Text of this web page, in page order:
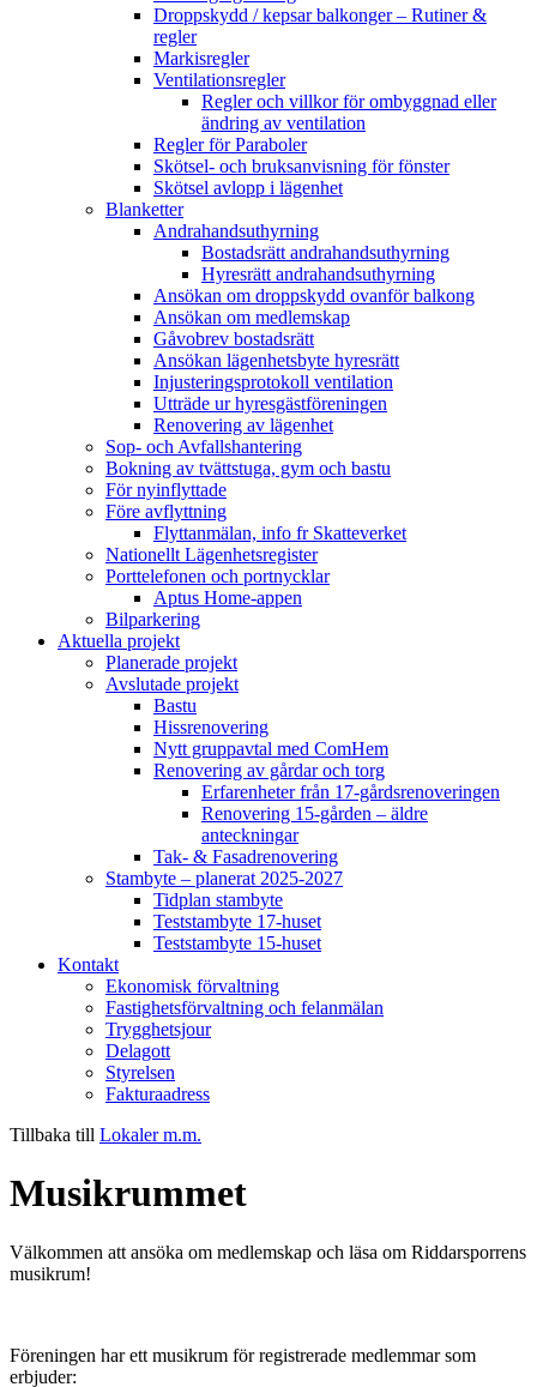
Droppskydd / kepsar balkonger – Rutiner &
regler
Markisregler
Ventilationsregler
Regler och villkor för ombyggnad eller
ändring av ventilation
Regler för Paraboler
Skötsel- och bruksanvisning för fönster
Skötsel avlopp i lägenhet
Blanketter
Andrahandsuthyrning
Bostadsrätt andrahandsuthyrning
Hyresrätt andrahandsuthyrning
Ansökan om droppskydd ovanför balkong
Ansökan om medlemskap
Gåvobrev bostadsrätt
Ansökan lägenhetsbyte hyresrätt
Injusteringsprotokoll ventilation
Utträde ur hyresgästföreningen
Renovering av lägenhet
Sop- och Avfallshantering
Bokning av tvättstuga, gym och bastu
För nyinflyttade
Före avflyttning
Flyttanmälan, info fr Skatteverket
Nationellt Lägenhetsregister
Porttelefonen och portnycklar
Aptus Home-appen
Bilparkering
Aktuella projekt
Planerade projekt
Avslutade projekt
Bastu
Hissrenovering
Nytt gruppavtal med ComHem
Renovering av gårdar och torg
Erfarenheter från 17-gårdsrenoveringen
Renovering 15-gården – äldre
anteckningar
Tak- & Fasadrenovering
Stambyte – planerat 2025-2027
Tidplan stambyte
Teststambyte 17-huset
Teststambyte 15-huset
Kontakt
Ekonomisk förvaltning
Fastighetsförvaltning och felanmälan
Trygghetsjour
Delagott
Styrelsen
Fakturaadress
Tillbaka till Lokaler m.m.
Musikrummet
Välkommen att ansöka om medlemskap och läsa om Riddarsporrens
musikrum!
Föreningen har ett musikrum för registrerade medlemmar som
erbjuder: